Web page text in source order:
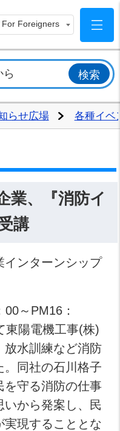
白
For Foreigners
らせ広場 各種イベ
、『消防イ
講
インターンシップ
～PM16：
東陽電機工事(株)
放水訓練など消防
。同社の石川格子
を守る消防の仕事
から発案し、民
実現することとな